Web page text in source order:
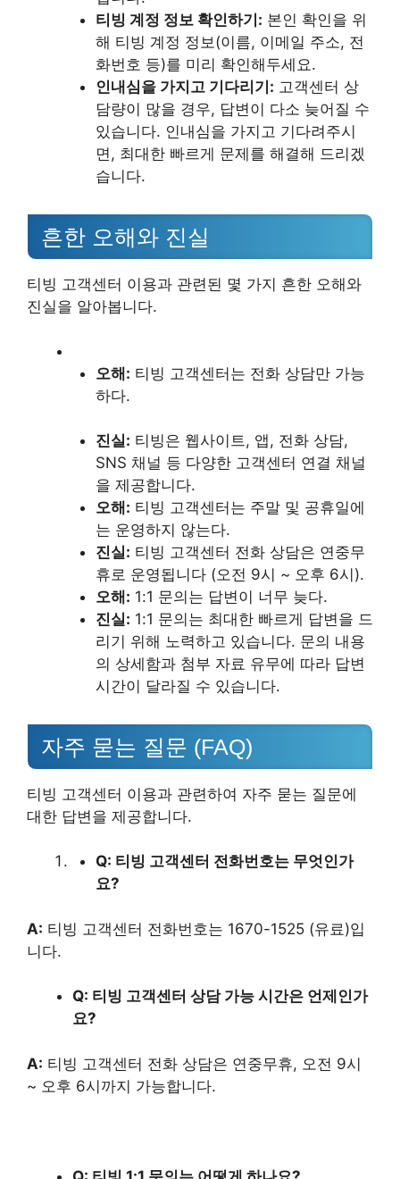
티빙 계정 정보 확인하기: 본인 확인을 위
해 티빙 계정 정보(이름, 이메일 주소, 전
화번호 등)를 미리 확인해두세요.
인내심을 가지고 기다리기: 고객센터 상
담량이 많을 경우, 답변이 다소 늦어질 수
있습니다. 인내심을 가지고 기다려주시
면, 최대한 빠르게 문제를 해결해 드리겠
습니다.
흔한 오해와 진실
티빙 고객센터 이용과 관련된 몇 가지 흔한 오해와
진실을 알아봅니다.
오해: 티빙 고객센터는 전화 상담만 가능
하다.
진실: 티빙은 웹사이트, 앱, 전화 상담,
SNS 채널 등 다양한 고객센터 연결 채널
을 제공합니다.
오해: 티빙 고객센터는 주말 및 공휴일에
는 운영하지 않는다.
진실: 티빙 고객센터 전화 상담은 연중무
휴로 운영됩니다 (오전 9시 ~ 오후 6시).
오해: 1:1 문의는 답변이 너무 늦다.
진실: 1:1 문의는 최대한 빠르게 답변을 드
리기 위해 노력하고 있습니다. 문의 내용
의 상세함과 첨부 자료 유무에 따라 답변
시간이 달라질 수 있습니다.
자주 묻는 질문 (FAQ)
티빙 고객센터 이용과 관련하여 자주 묻는 질문에
대한 답변을 제공합니다.
Q: 티빙 고객센터 전화번호는 무엇인가
요?
A: 티빙 고객센터 전화번호는 1670-1525 (유료)입
니다.
Q: 티빙 고객센터 상담 가능 시간은 언제인가
요?
A: 티빙 고객센터 전화 상담은 연중무휴, 오전 9시
~ 오후 6시까지 가능합니다.